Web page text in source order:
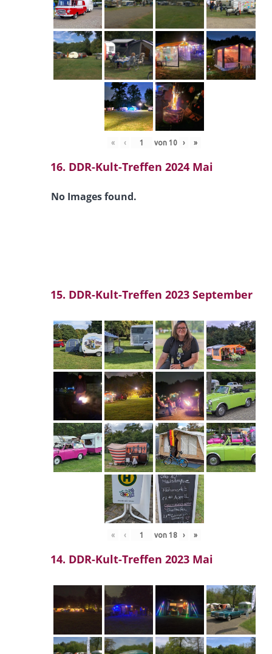
« ‹ von 10 › »
16. DDR-Kult-Treffen 2024 Mai
No Images found.
15. DDR-Kult-Treffen 2023 September
« ‹ von 18 › »
14. DDR-Kult-Treffen 2023 Mai